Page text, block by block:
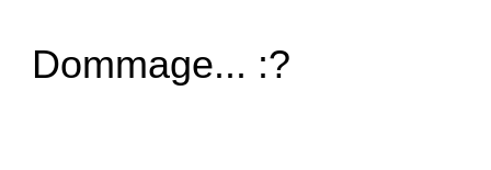
Dommage... :?